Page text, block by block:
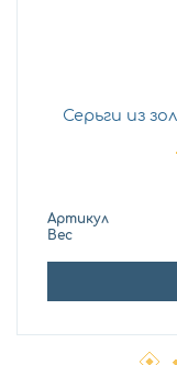
Серьги из
Артикул
Вес